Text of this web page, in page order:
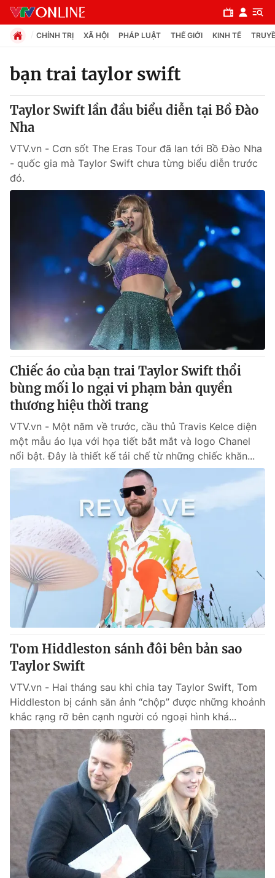
Chuyên mục
Chính trị
Xã hội
Pháp luật
Thế giới
Thế giới đó đây
Câu chuyện quốc tế
Kinh tế
Tài chính
Thị trường
Góc doanh nghiệp
Dữ liệu và đời sống
Truyền hình
Phim VTV
Hậu trường
Nhân vật
Khán giả
Giải trí
Điện ảnh
Âm nhạc
Đời sống
Du lịch
Chất lượng cuộc sống
Học trực tuyến
Công nghệ
Hitech Công nghệ tương lai
Sản phẩm
Thị trường
Tư vấn
Giao lưu trực tuyến
Lịch phát sóng
Chuyên mục khác
Emagazine Podcast
Photo Infographic
Video Shorts video
VTV Money VTV Thể thao
VTV Sức khoẻ Bất động sản
Thị trường 24h Tấm lòng Việt
VTV4 Vươn mình bằng AI
CHÍNH TRỊ XÃ HỘI PHÁP LUẬT THẾ GIỚI KINH TẾ
bạn trai taylor swift
Taylor Swift lần đầu biểu diễn tại Bồ Đào
Nha
VTV.vn - Cơn sốt The Eras Tour đã lan tới Bồ Đào Nha
- quốc gia mà Taylor Swift chưa từng biểu diễn trước
đó.
Chiếc áo của bạn trai Taylor Swift thổi
bùng mối lo ngại vi phạm bản quyền
thương hiệu thời trang
VTV.vn - Một năm về trước, cầu thủ Travis Kelce diện
một mẫu áo lụa với họa tiết bắt mắt và logo Chanel
nổi bật. Đây là thiết kế tái chế từ những chiếc khăn...
Tom Hiddleston sánh đôi bên bản sao
Taylor Swift
VTV.vn - Hai tháng sau khi chia tay Taylor Swift, Tom
Hiddleston bị cánh săn ảnh “chộp” được những khoảnh
khắc rạng rỡ bên cạnh người có ngoại hình khá...